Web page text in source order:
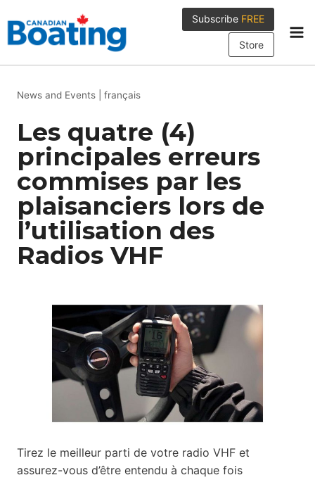
to
content
Subscribe FREE
Store
News and Events français
Les quatre (4)
principales erreurs
commises par les
plaisanciers lors de
l’utilisation des
Radios VHF
Tirez le meilleur parti de votre radio VHF et
assurez-vous d’être entendu à chaque fois